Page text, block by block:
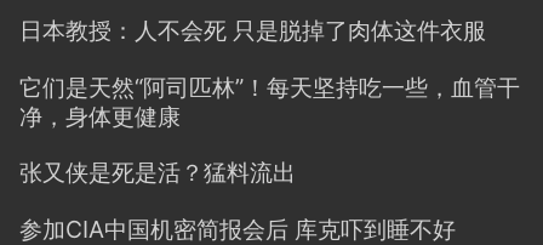
日本教授：人不会死 只是脱掉了肉体这件衣服
它们是天然“阿司匹林”！每天坚持吃一些，血管干
净，身体更健康
张又侠是死是活？猛料流出
参加CIA中国机密简报会后 库克吓到睡不好